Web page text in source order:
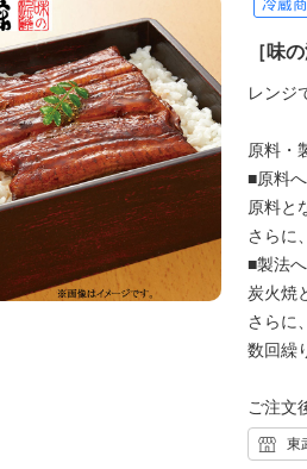
［味
レンジ
原料・
■原料
原料と
さらに
■製法
炭火焼
さらに
数回繰
ご注文
東